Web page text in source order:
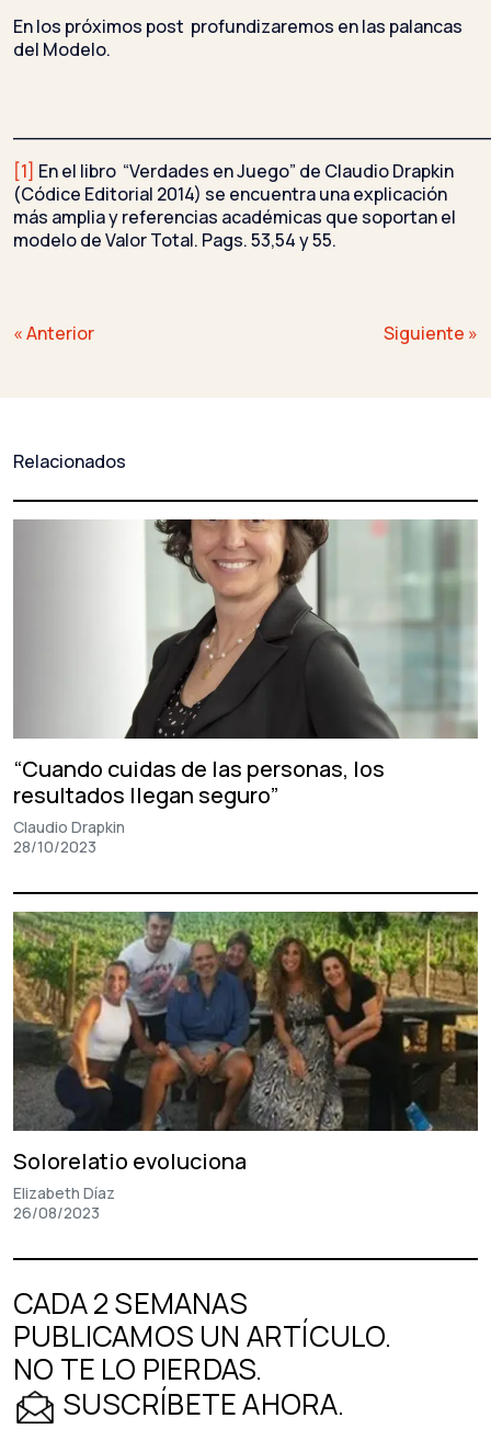
En los próximos post profundizaremos en las palancas
del Modelo.
[1] En el libro “Verdades en Juego” de Claudio Drapkin
(Códice Editorial 2014) se encuentra una explicación
más amplia y referencias académicas que soportan el
modelo de Valor Total. Pags. 53,54 y 55.
Navegación
« Anterior Siguiente »
Relacionados
“Cuando cuidas de las personas, los
resultados llegan seguro”
Claudio Drapkin
28/10/2023
Solorelatio evoluciona
Elizabeth Díaz
26/08/2023
CADA 2 SEMANAS
PUBLICAMOS UN ARTÍCULO.
NO TE LO PIERDAS.
SUSCRÍBETE AHORA.